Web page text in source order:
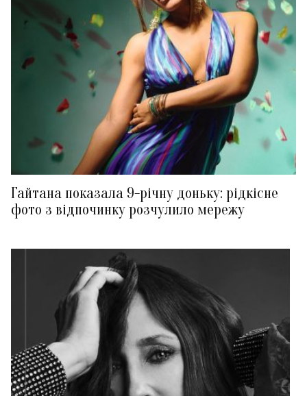
Гайтана показала 9-річну доньку: рідкісне
фото з відпочинку розчулило мережу